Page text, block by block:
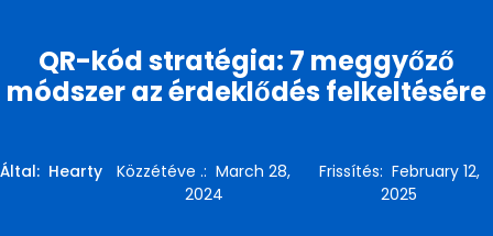
QR-kód stratégia: 7 meggyőző
módszer az érdeklődés felkeltésére
Által: Hearty Közzétéve .:March 28,
2024
Frissítés: February 12,
2025